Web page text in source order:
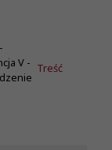
V - Treść